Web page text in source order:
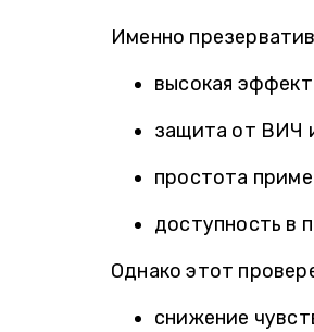
Именно
высокая
защита от ВИЧ
простота
доступность в
Однако этот
снижение